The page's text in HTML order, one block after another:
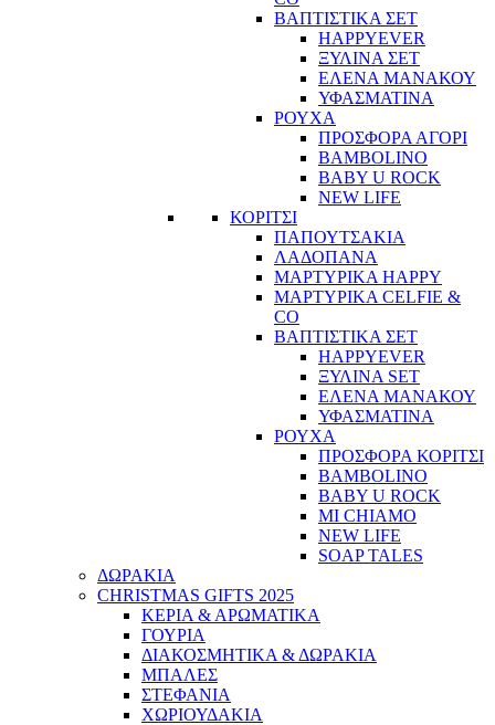
ΒΑΠΤΙΣΤΙΚΑ ΣΕΤ
HAPPYEVER
ΞΥΛΙΝΑ ΣΕΤ
ΕΛΕΝΑ ΜΑΝΑΚΟΥ
ΥΦΑΣΜΑΤΙΝΑ
ΡΟΥΧΑ
ΠΡΟΣΦΟΡΑ ΑΓΟΡΙ
BAMBOLINO
BABY U ROCK
NEW LIFE
ΚΟΡΙΤΣΙ
ΠΑΠΟΥΤΣΑΚΙΑ
ΛΑΔΟΠΑΝΑ
ΜΑΡΤΥΡΙΚΑ HAPPY
ΜΑΡΤΥΡΙΚΑ CELFIE &
CO
ΒΑΠΤΙΣΤΙΚΑ ΣΕΤ
HAPPYEVER
ΞΥΛΙΝΑ SET
ΕΛΕΝΑ ΜΑΝΑΚΟΥ
ΥΦΑΣΜΑΤΙΝΑ
ΡΟΥΧΑ
ΠΡΟΣΦΟΡΑ ΚΟΡΙΤΣΙ
BAMBOLINO
BABY U ROCK
MI CHIAMO
NEW LIFE
SOAP TALES
ΔΩΡΑΚΙΑ
CHRISTMAS GIFTS 2025
ΚΕΡΙΑ & ΑΡΩΜΑΤΙΚΑ
ΓΟΥΡΙΑ
ΔΙΑΚΟΣΜΗΤΙΚΑ & ΔΩΡΑΚΙΑ
ΜΠΑΛΕΣ
ΣΤΕΦΑΝΙΑ
ΧΩΡΙΟΥΔΑΚΙΑ